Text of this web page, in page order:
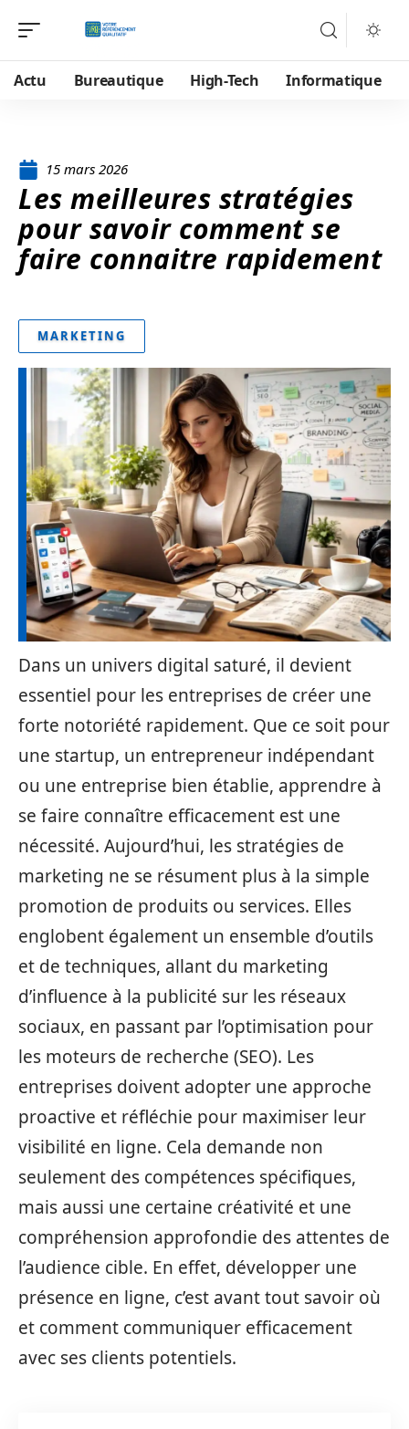
Actu Bureautique High-Tech Informatique
15 mars 2026
Les meilleures stratégies
pour savoir comment se
faire connaitre rapidement
MARKETING
Dans un univers digital saturé, il devient
essentiel pour les entreprises de créer une
forte notoriété rapidement. Que ce soit pour
une startup, un entrepreneur indépendant
ou une entreprise bien établie, apprendre à
se faire connaître efficacement est une
nécessité. Aujourd’hui, les stratégies de
marketing ne se résument plus à la simple
promotion de produits ou services. Elles
englobent également un ensemble d’outils
et de techniques, allant du marketing
d’influence à la publicité sur les réseaux
sociaux, en passant par l’optimisation pour
les moteurs de recherche (SEO). Les
entreprises doivent adopter une approche
proactive et réfléchie pour maximiser leur
visibilité en ligne. Cela demande non
seulement des compétences spécifiques,
mais aussi une certaine créativité et une
compréhension approfondie des attentes de
l’audience cible. En effet, développer une
présence en ligne, c’est avant tout savoir où
et comment communiquer efficacement
avec ses clients potentiels.